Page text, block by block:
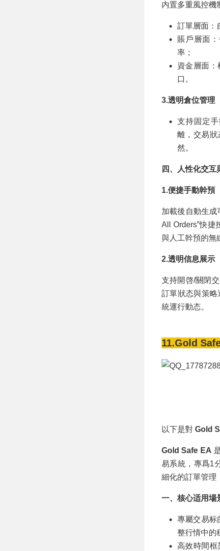
内置多重風控機
訂單層面：
賬戶層面
率；
資金層面
口。
3.透明倉位管理
支持固定
離，交易狀
然。
四、人性化交
1.便捷手動幹預
加載後自動生成
All Orders”快
與人工幹預的無
2.透明信息展示
支持開啓/關閉
訂單狀态與策
統運行動态。
11.Gold
以下是對 Gold
Gold Safe EA
易系統，專爲1
細化的訂單管理
一、核心适用場
專屬交易标
整行情中的
高效時間框